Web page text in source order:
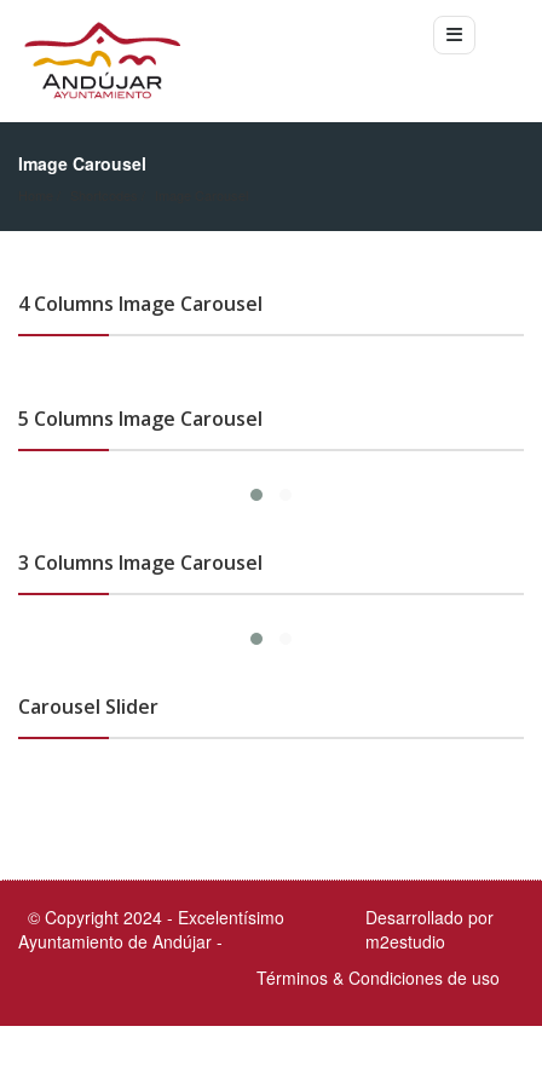
Image Carousel
4 Columns Image Carousel
5 Columns Image Carousel
3 Columns Image Carousel
Carousel Slider
Desarrollado por
m2estudio
© Copyright 2024 - Excelentísimo
Ayuntamiento de Andújar -
Términos & Condiciones de uso